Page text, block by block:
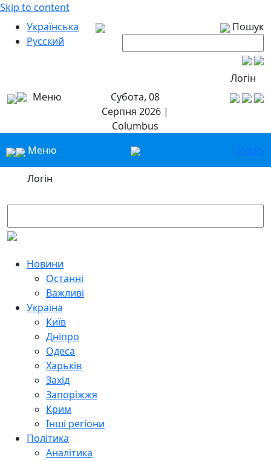
Skip to content
Українська
Русский
Пошук
Логін
Меню
Субота, 08
Серпня 2026 |
Columbus
Меню
УкрРу
Логін
Новини
Останні
Важливі
Україна
Київ
Дніпро
Одеса
Харьків
Захід
Запоріжжя
Крим
Інші регіони
Політика
Аналітика